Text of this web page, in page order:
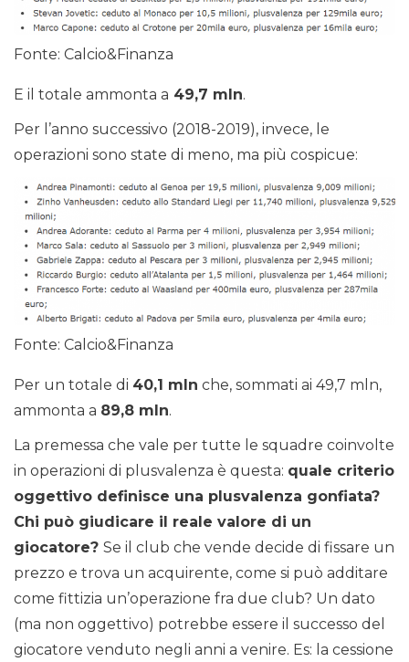
Fonte: Calcio&Finanza
E il totale ammonta a 49,7 mln.
Per l’anno successivo (2018-2019), invece, le
operazioni sono state di meno, ma più cospicue:
Fonte: Calcio&Finanza
Per un totale di 40,1 mln che, sommati ai 49,7 mln,
ammonta a 89,8 mln.
La premessa che vale per tutte le squadre coinvolte
in operazioni di plusvalenza è questa: quale criterio
oggettivo definisce una plusvalenza gonfiata?
Chi può giudicare il reale valore di un
giocatore? Se il club che vende decide di fissare un
prezzo e trova un acquirente, come si può additare
come fittizia un’operazione fra due club? Un dato
(ma non oggettivo) potrebbe essere il successo del
giocatore venduto negli anni a venire. Es: la cessione